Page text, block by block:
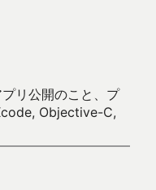
リ公開のこと、プ
Objective-C,